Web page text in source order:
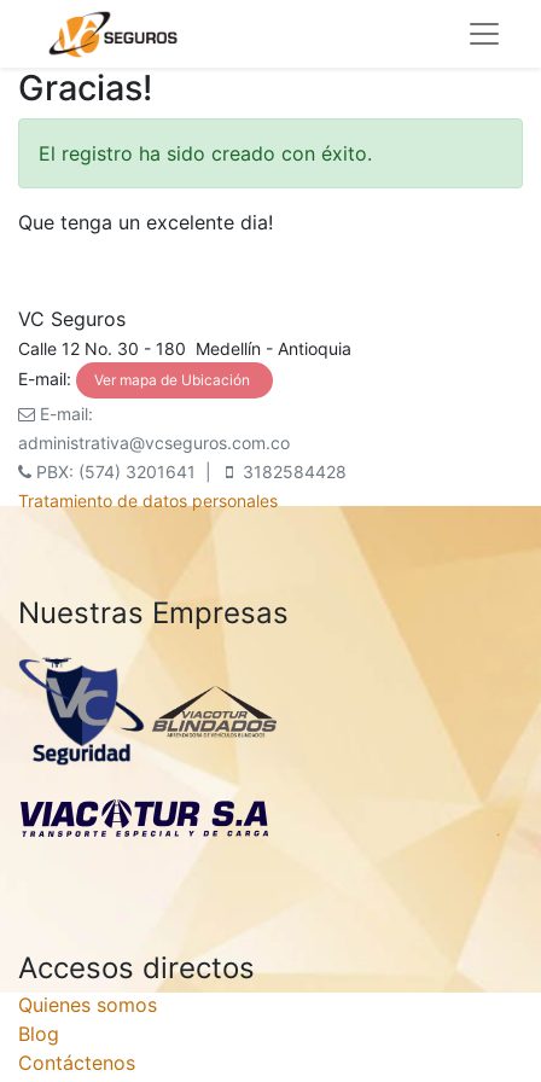
Gracias!
El registro ha sido creado con éxito.
Que tenga un excelente dia!
VC Seguros
Calle 12 No. 30 - 180 Medellín - Antioquia
E-mail:
Ver mapa de Ubicación
E-mail:
administrativa@vcseguros.com.co
PBX: (574) 3201641 |
3182584428
Tratamiento de datos personales
Nuestras Empresas
Accesos directos
Quienes somos
Blog
Contáctenos